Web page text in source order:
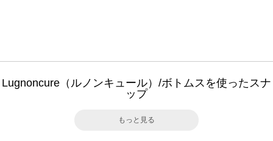
Lugnoncure（ルノンキュール）/ボトムスを使ったスナ
ップ
もっと見る